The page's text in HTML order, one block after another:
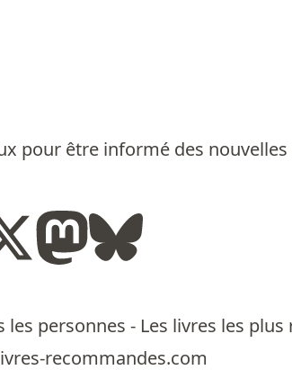
pour être informé des
les personnes - Les livres les
recommandes.com